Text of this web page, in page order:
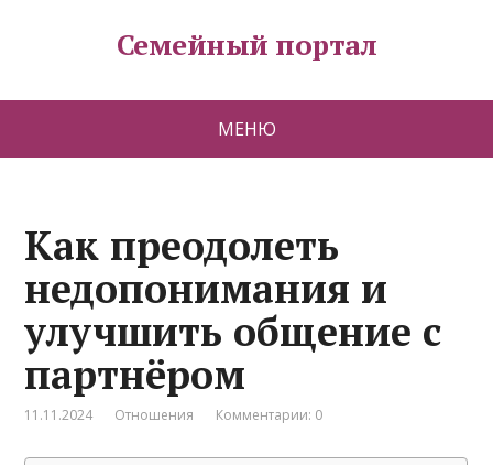
Семейный портал
МЕНЮ
Как преодолеть
недопонимания и
улучшить общение с
партнёром
11.11.2024 Отношения Комментарии: 0